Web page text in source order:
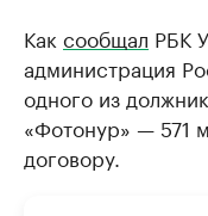
Как сообщал РБК
администрация
одного из
«Фотонур» — 571
договору.